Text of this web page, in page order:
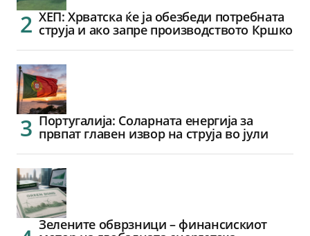
ХЕП: Хрватска ќе ја обезбеди потребната
струја и ако запре производството Кршко
Португалија: Соларната енергија за
првпат главен извор на струја во јули
Зелените обврзници – финансискиот